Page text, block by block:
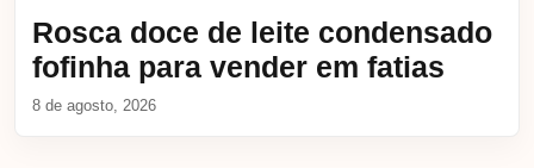
Rosca doce de leite condensado
fofinha para vender em fatias
8 de agosto, 2026